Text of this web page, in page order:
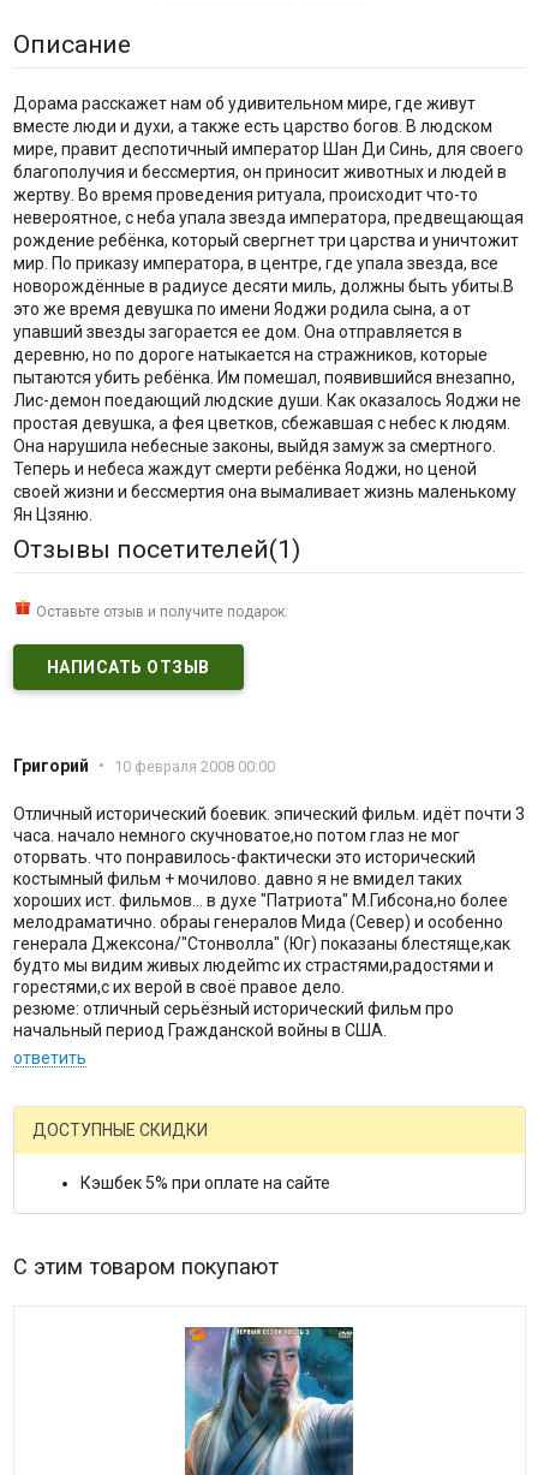
Описание
Дорама расскажет нам об удивительном мире, где живут
вместе люди и духи, а также есть царство богов. В людском
мире, правит деспотичный император Шан Ди Синь, для своего
благополучия и бессмертия, он приносит животных и людей в
жертву. Во время проведения ритуала, происходит что-то
невероятное, с неба упала звезда императора, предвещающая
рождение ребёнка, который свергнет три царства и уничтожит
мир. По приказу императора, в центре, где упала звезда, все
новорождённые в радиусе десяти миль, должны быть убиты.В
это же время девушка по имени Яоджи родила сына, а от
упавший звезды загорается ее дом. Она отправляется в
деревню, но по дороге натыкается на стражников, которые
пытаются убить ребёнка. Им помешал, появившийся внезапно,
Лис-демон поедающий людские души. Как оказалось Яоджи не
простая девушка, а фея цветков, сбежавшая с небес к людям.
Она нарушила небесные законы, выйдя замуж за смертного.
Теперь и небеса жаждут смерти ребёнка Яоджи, но ценой
своей жизни и бессмертия она вымаливает жизнь маленькому
Ян Цзяню.
Отзывы посетителей(1)
Оставьте отзыв и получите подарок:
НАПИСАТЬ ОТЗЫВ
Григорий • 10 февраля 2008 00:00
Отличный исторический боевик. эпический фильм. идёт почти 3
часа. начало немного скучноватое,но потом глаз не мог
оторвать. что понравилось-фактически это исторический
костымный фильм + мочилово. давно я не вмидел таких
хороших ист. фильмов... в духе "Патриота" М.Гибсона,но более
мелодраматично. обраы генералов Мида (Север) и особенно
генерала Джексона/"Стонволла" (Юг) показаны блестяще,как
будто мы видим живых людейmс их страстями,радостями и
горестями,с их верой в своё правое дело.
резюме: отличный серьёзный исторический фильм про
начальный период Гражданской войны в США.
ответить
ДОСТУПНЫЕ СКИДКИ
Кэшбек 5% при оплате на сайте
С этим товаром покупают